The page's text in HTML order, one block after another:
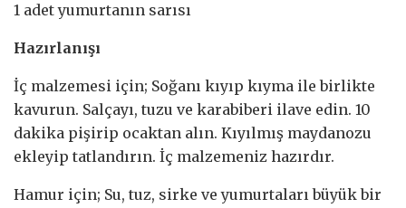
1 adet yumurtanın sarısı
Hazırlanışı
İç malzemesi için; Soğanı kıyıp kıyma ile birlikte
kavurun. Salçayı, tuzu ve karabiberi ilave edin. 10
dakika pişirip ocaktan alın. Kıyılmış maydanozu
ekleyip tatlandırın. İç malzemeniz hazırdır.
Hamur için; Su, tuz, sirke ve yumurtaları büyük bir